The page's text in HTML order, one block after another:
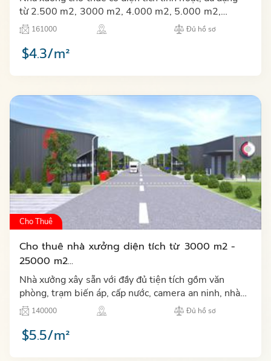
từ 2.500 m2, 3000 m2, 4.000 m2, 5.000 m2,
8.000 m2, 10.000 m2 xây sẵn, đầy đủ tiện ích, văn
phòng và hệ thống…
161000 Đủ hồ sơ
$4.3/m²
Cho Thuê
Cho thuê nhà xưởng diện tích từ 3000 m2 -
25000 m2...
Nhà xưởng xây sẵn với đầy đủ tiện tích gồm văn
phòng, trạm biến áp, cấp nước, camera an ninh, nhà
ăn, khu tập thể thao, hệ thống internet, nhà để xe,
PCCC tự độ…
140000 Đủ hồ sơ
$5.5/m²